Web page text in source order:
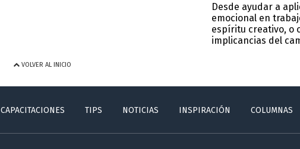
Desde ayudar a
emocional en
espíritu creativo, o
implicancias del
VOLVER AL INICIO
CAPACITACIONES TIPS NOTICIAS INSPIRACIÓN COLUMNAS